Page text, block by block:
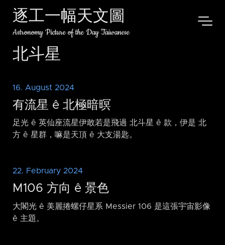
逐工一幅天文圖
Astronomy Picture of the Day Taiwanese
北斗星
16. August 2024
有流星 ê 北極暗暝
足光 ê 英仙座流星伊敢若是飛過 北斗星 ê 款，伊是 北
方 ê 星群，嘛是天頂 ê 大支湯匙。
22. February 2024
M106 方向 ê 景色
大閣光 ê 美麗捲螺仔星系 Messier 106 是這張宇宙影像
ê 主題。